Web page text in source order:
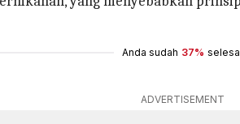
Anda sudah 37%
ADVERTISEMENT